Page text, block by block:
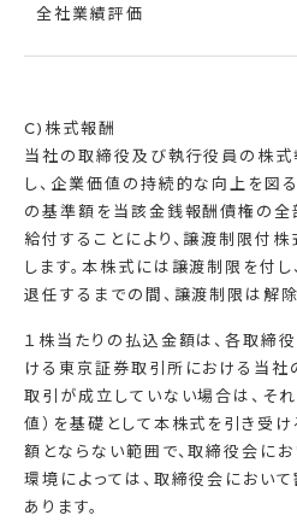
全社業績評価
C)株式報酬
当社の取締役及び執行役員の株式
し、企業価値の持続的な向上を図
の基準額を当該金銭報酬債権の全
給付することにより、譲渡制限付
します。本株式には譲渡制限を付
退任するまでの間、譲渡制限は解除
１株当たりの払込金額は、各取締
ける東京証券取引所における当社
取引が成立していない場合は、そ
値）を基礎として本株式を引き受
額とならない範囲で、取締役会にお
環境によっては、取締役会におい
あります。